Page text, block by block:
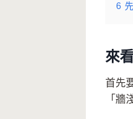
6
來
首先
「牆